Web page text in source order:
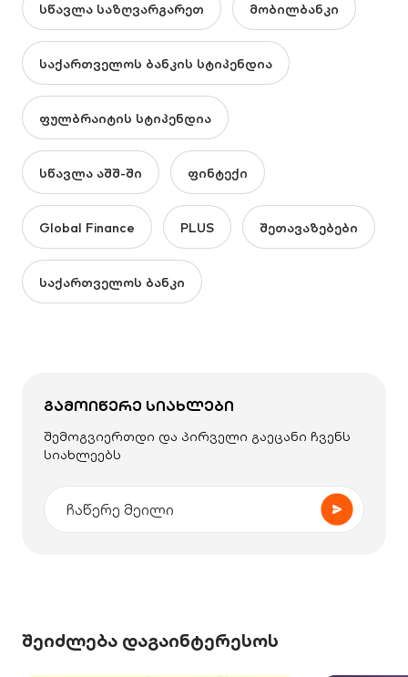
სწავლა საზღვარგარეთ მობილბანკი
საქართველოს ბანკის სტიპენდია
ფულბრაიტის სტიპენდია
სწავლა აშშ-ში ფინტექი
Global Finance PLUS შეთავაზებები
საქართველოს ბანკი
ᲒᲐᲛᲝᲘᲬᲔᲠᲔ ᲡᲘᲐᲮᲚᲔᲑᲘ
შემოგვიერთდი და პირველი გაეცანი ჩვენს
სიახლეებს
შეიძლება დაგაინტერესოს